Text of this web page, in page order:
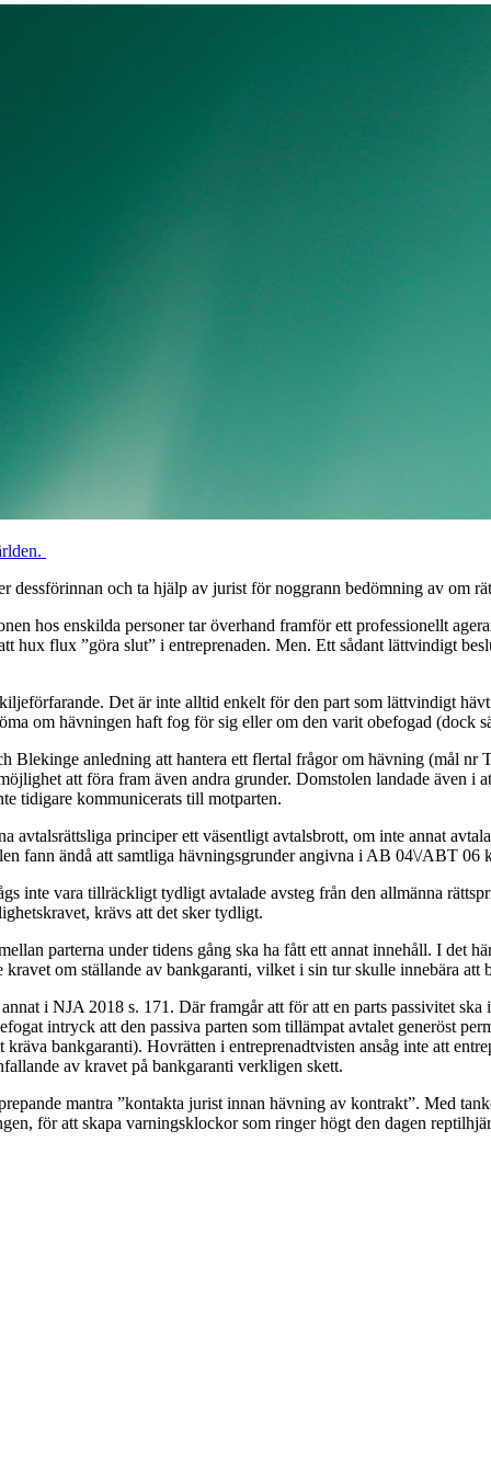
dessförinnan och ta hjälp av jurist för noggrann bedömning av om
hos enskilda personer tar överhand framför ett professionellt
hux flux ”göra slut” i entreprenaden. Men. Ett sådant lättvindigt
Det är inte alltid enkelt för den part som lättvindigt
om hävningen haft fog för sig eller om den varit obefogad (dock
Blekinge anledning att hantera ett flertal frågor om hävning (mål
att föra fram även andra grunder. Domstolen landade även
tidigare kommunicerats till motparten.
avtalsrättsliga principer ett väsentligt avtalsbrott, om inte annat
fann ändå att samtliga hävningsgrunder angivna i AB 04\/ABT 06
inte vara tillräckligt tydligt avtalade avsteg från den allmänna
krävs att det sker tydligt.
parterna under tidens gång ska ha fått ett annat innehåll. I det
om ställande av bankgaranti, vilket i sin tur skulle innebära
i NJA 2018 s. 171. Där framgår att för att en parts passivitet
intryck att den passiva parten som tillämpat avtalet generöst
bankgaranti). Hovrätten i entreprenadtvisten ansåg inte att
av kravet på bankgaranti verkligen skett.
mantra ”kontakta jurist innan hävning av kontrakt”. Med
för att skapa varningsklockor som ringer högt den dagen